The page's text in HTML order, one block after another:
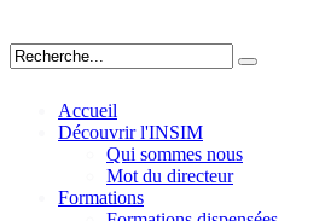
Accueil
Découvrir l'INSIM
Qui sommes nous
Mot du directeur
Formations